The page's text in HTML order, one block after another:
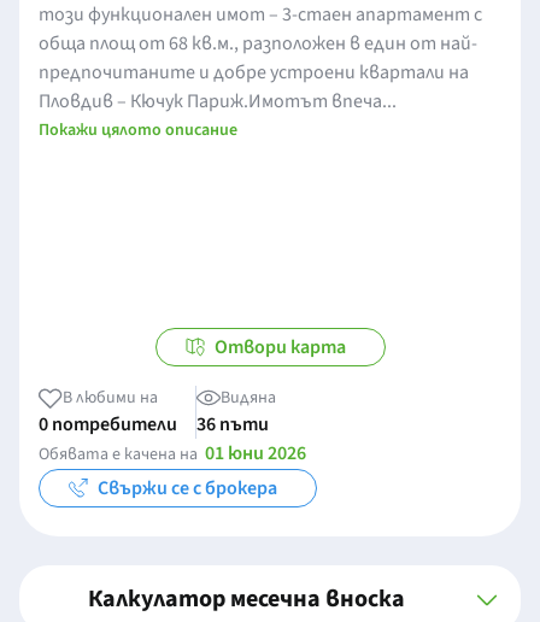
този функционален имот – 3-стаен апартамент с
обща площ от 68 кв.м., разположен в един от най-
предпочитаните и добре устроени квартали на
Пловдив – Кючук Париж.Имотът впеча...
Покажи цялото описание
Отвори карта
В любими на
0 потребители
Видяна
36 пъти
Обявата е качена на 01 юни 2026
Свържи се с брокера
Калкулатор месечна вноска